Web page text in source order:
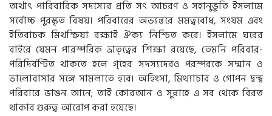
অর্থাৎ পারিবারিক সদস্যের প্রতি সৎ আচরণ ও সহানুভূতি ইসলামে
সর্বোচ্চ পুরস্কৃত বিষয়। পরিবারের অভ্যন্তরে মমত্ববোধ, সংযম এবং
ইতিবাচক মিথস্ক্রিয়া রক্ষাই ঐক্য নিশ্চিত করে। ইসলামে ঘরের
বাইরে যেমন পারস্পরিক ভ্রাতৃত্বের শিক্ষা রয়েছে, তেমনি পরিবার-
পরিদির্বণ্টিত থাকতে হলে গৃহের সদস্যদেরও পরস্পরকে সম্মান ও
ভালোবাসার সঙ্গে সামলাতে হবে। অহিংসা, মিথ্যাচার ও গোপন দ্বন্দ্ব
পরিবারে ভাঙন আনে; তাই কোরআন ও সুন্নাহে এ সব থেকে বিরত
থাকার গুরুত্ব আরোপ করা হয়েছে।